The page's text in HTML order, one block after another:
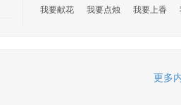
我要献花 我要点烛 我要上香
更多